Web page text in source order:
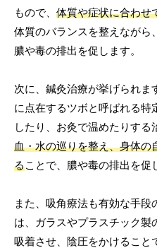
もので、体質や症状に合わせ
体質のバランスを整えながら
膿や毒の排出を促します。
次に、鍼灸治療が挙げられま
に点在するツボと呼ばれる特
したり、お灸で温めたりする
血・水の巡りを整え、身体の
ることで、膿や毒の排出を促
また、吸角療法も有効な手段
は、ガラスやプラスチック製
吸着させ、陰圧をかけること